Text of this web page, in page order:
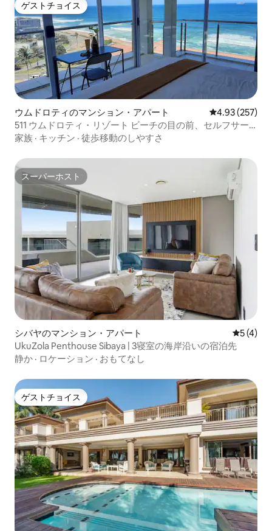
ゲストチョイス
ゲストチョイス
ウムドロティのマンション・アパート レビュー257
4.93 (257)
511 ウムドロティ・リゾート ビーチの目の前、セルフサー
ビス／ケータリング 海の眺め
家族 · キッチン · 徒歩移動のしやすさ
スーパーホスト
スーパーホスト
シバヤのマンション・アパート レビュー
5 (4)
UkuZola Penthouse Sibaya | 3寝室の海岸沿いの宿泊先
静か · ロケーション · おもてなし
ゲストチョイス
ゲストチョイス